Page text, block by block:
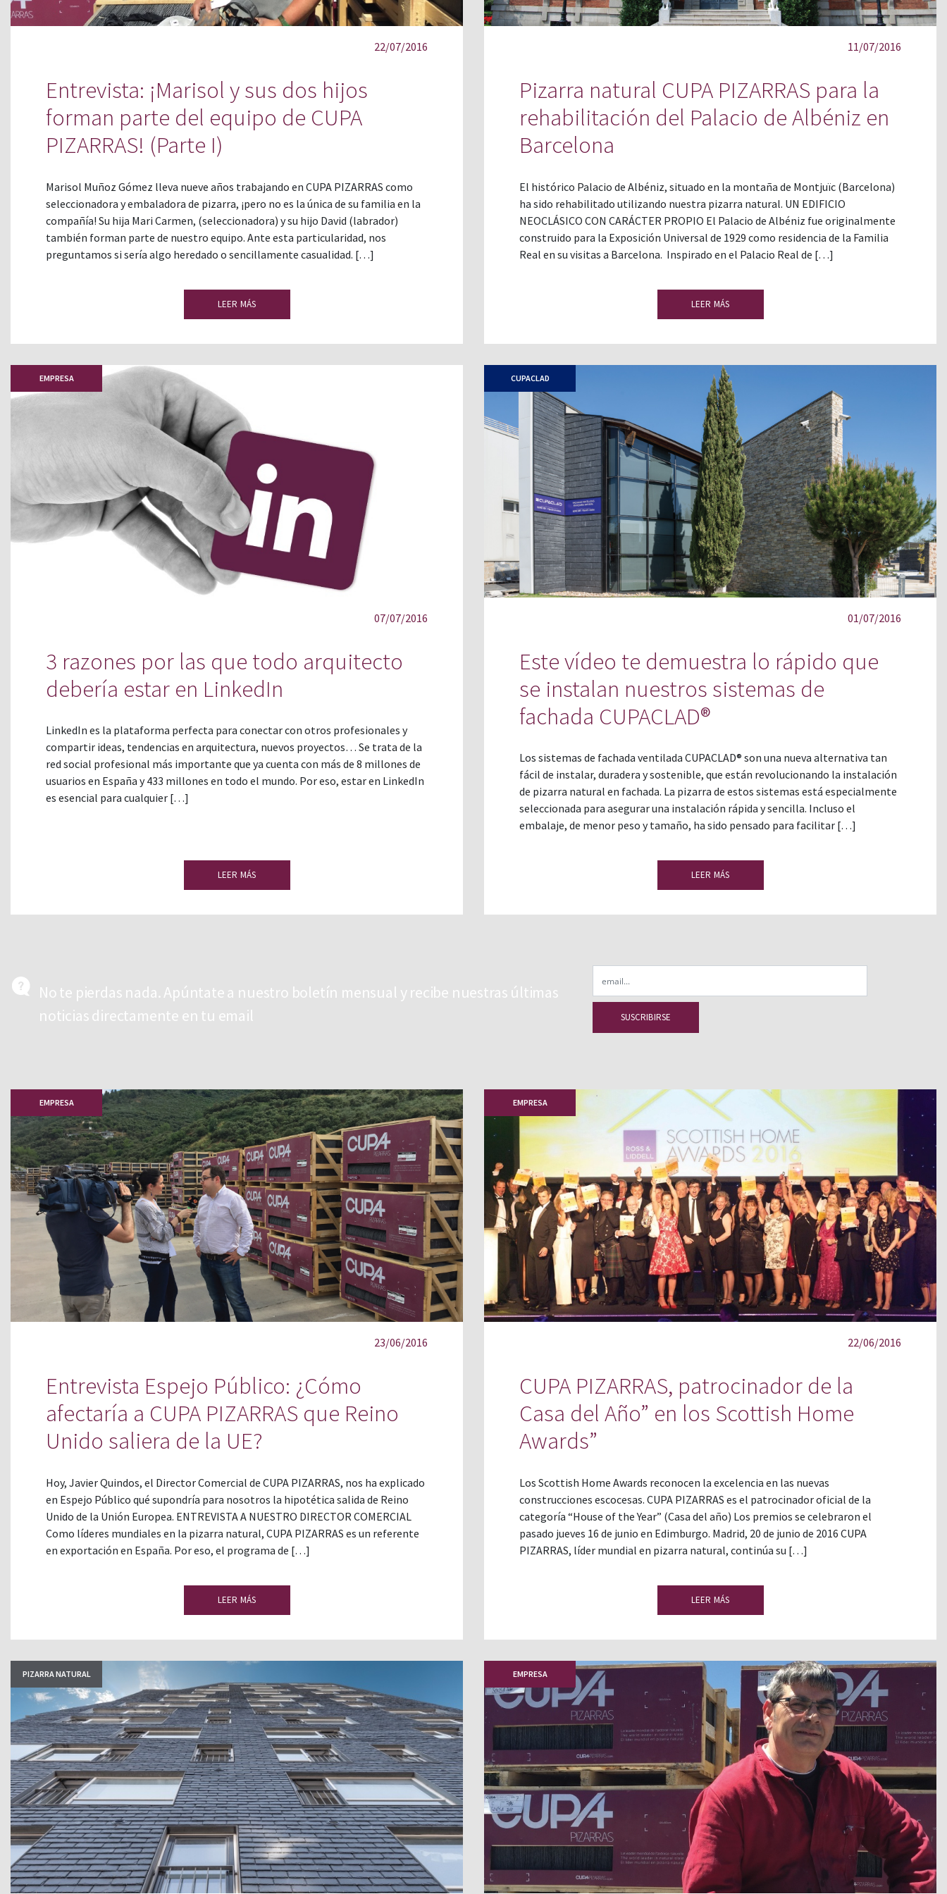
22/07/2016
Entrevista: ¡Marisol y sus dos hijos
forman parte del equipo de CUPA
PIZARRAS! (Parte I)
Marisol Muñoz Gómez lleva nueve años trabajando en CUPA PIZARRAS como
seleccionadora y embaladora de pizarra, ¡pero no es la única de su familia en la
compañía! Su hija Mari Carmen, (seleccionadora) y su hijo David (labrador)
también forman parte de nuestro equipo. Ante esta particularidad, nos
preguntamos si sería algo heredado o sencillamente casualidad. […]
LEER MÁS
11/07/2016
Pizarra natural CUPA PIZARRAS para la
rehabilitación del Palacio de Albéniz en
Barcelona
El histórico Palacio de Albéniz, situado en la montaña de Montjuïc (Barcelona)
ha sido rehabilitado utilizando nuestra pizarra natural. UN EDIFICIO
NEOCLÁSICO CON CARÁCTER PROPIO El Palacio de Albéniz fue originalmente
construido para la Exposición Universal de 1929 como residencia de la Familia
Real en su visitas a Barcelona. Inspirado en el Palacio Real de […]
LEER MÁS
EMPRESA
07/07/2016
3 razones por las que todo arquitecto
debería estar en LinkedIn
LinkedIn es la plataforma perfecta para conectar con otros profesionales y
compartir ideas, tendencias en arquitectura, nuevos proyectos… Se trata de la
red social profesional más importante que ya cuenta con más de 8 millones de
usuarios en España y 433 millones en todo el mundo. Por eso, estar en LinkedIn
es esencial para cualquier […]
LEER MÁS
CUPACLAD
01/07/2016
Este vídeo te demuestra lo rápido que
se instalan nuestros sistemas de
fachada CUPACLAD®
Los sistemas de fachada ventilada CUPACLAD® son una nueva alternativa tan
fácil de instalar, duradera y sostenible, que están revolucionando la instalación
de pizarra natural en fachada. La pizarra de estos sistemas está especialmente
seleccionada para asegurar una instalación rápida y sencilla. Incluso el
embalaje, de menor peso y tamaño, ha sido pensado para facilitar […]
LEER MÁS
No te pierdas nada. Apúntate a nuestro boletín mensual y recibe nuestras últimas
noticias directamente en tu email
EMPRESA
23/06/2016
Entrevista Espejo Público: ¿Cómo
afectaría a CUPA PIZARRAS que Reino
Unido saliera de la UE?
Hoy, Javier Quindos, el Director Comercial de CUPA PIZARRAS, nos ha explicado
en Espejo Público qué supondría para nosotros la hipotética salida de Reino
Unido de la Unión Europea. ENTREVISTA A NUESTRO DIRECTOR COMERCIAL
Como líderes mundiales en la pizarra natural, CUPA PIZARRAS es un referente
en exportación en España. Por eso, el programa de […]
LEER MÁS
EMPRESA
22/06/2016
CUPA PIZARRAS, patrocinador de la
Casa del Año” en los Scottish Home
Awards”
Los Scottish Home Awards reconocen la excelencia en las nuevas
construcciones escocesas. CUPA PIZARRAS es el patrocinador oficial de la
categoría “House of the Year” (Casa del año) Los premios se celebraron el
pasado jueves 16 de junio en Edimburgo. Madrid, 20 de junio de 2016 CUPA
PIZARRAS, líder mundial en pizarra natural, continúa su […]
LEER MÁS
PIZARRA NATURAL EMPRESA